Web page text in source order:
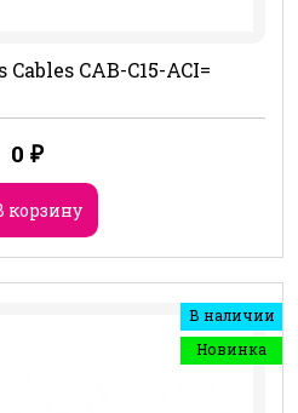
Cables CAB-C15-ACI=
0 ₽
корзину
В наличии
Новинка